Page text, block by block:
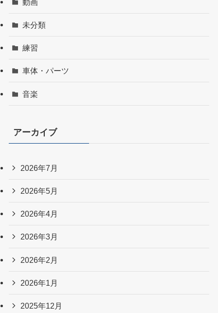
動画
未分類
練習
車体・パーツ
音楽
アーカイブ
2026年7月
2026年5月
2026年4月
2026年3月
2026年2月
2026年1月
2025年12月